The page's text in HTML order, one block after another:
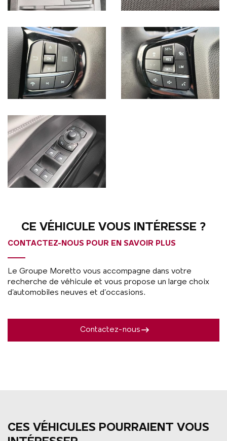
CE VÉHICULE VOUS INTÉRESSE ?
CONTACTEZ-NOUS POUR EN SAVOIR PLUS
Le Groupe Moretto vous accompagne dans votre
recherche de véhicule et vous propose un large choix
d’automobiles neuves et d’occasions.
Contactez-nous
CES VÉHICULES POURRAIENT VOUS